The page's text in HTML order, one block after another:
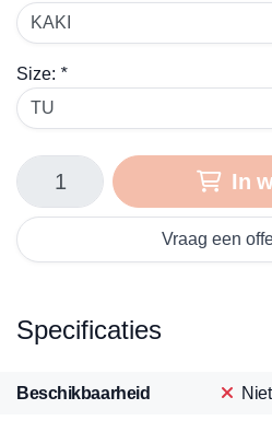
Size: *
In
Vraag een
Specificaties
Beschikbaarheid